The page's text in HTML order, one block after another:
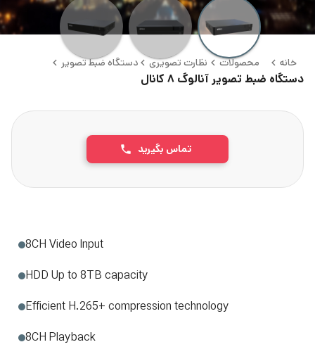
خانه محصولات نظارت تصویری دستگاه ضبط تصویر
دستگاه ضبط تصویر آنالوگ ۸ کانال
تماس بگیرید
8CH Video lnput
HDD Up to 8TB capacity
Efficient H.265+ compression technology
8CH Playback